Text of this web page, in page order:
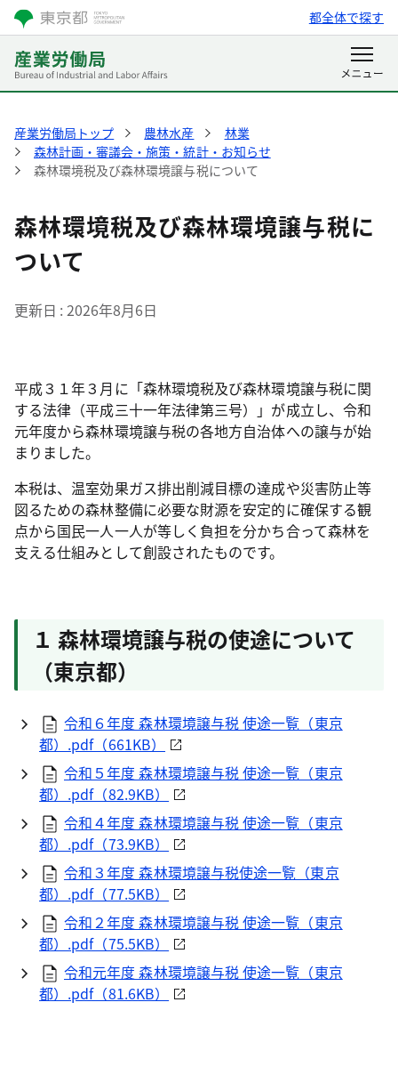
都全体で探す
産業労働局トップ 農林水産
林業
森林計画・審議会・施策・統計・お知らせ
森林環境税及び森林環境譲与税について
森林環境税及び森林環境譲与税に
ついて
更新日 2026年8月6日
平成３１年３月に「森林環境税及び森林環境譲与税に関
する法律（平成三十一年法律第三号）」が成立し、令和
元年度から森林環境譲与税の各地方自治体への譲与が始
まりました。
本税は、温室効果ガス排出削減目標の達成や災害防止等
図るための森林整備に必要な財源を安定的に確保する観
点から国民一人一人が等しく負担を分かち合って森林を
支える仕組みとして創設されたものです。
１ 森林環境譲与税の使途について
（東京都）
令和６年度 森林環境譲与税 使途一覧（東京
都）.pdf（661KB）
令和５年度 森林環境譲与税 使途一覧（東京
都）.pdf（82.9KB）
令和４年度 森林環境譲与税 使途一覧（東京
都）.pdf（73.9KB）
令和３年度 森林環境譲与税使途一覧（東京
都）.pdf（77.5KB）
令和２年度 森林環境譲与税 使途一覧（東京
都）.pdf（75.5KB）
令和元年度 森林環境譲与税 使途一覧（東京
都）.pdf（81.6KB）